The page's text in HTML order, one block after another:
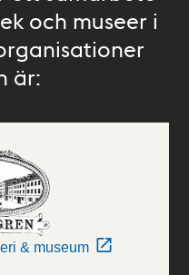
och museer i
är:
& museum